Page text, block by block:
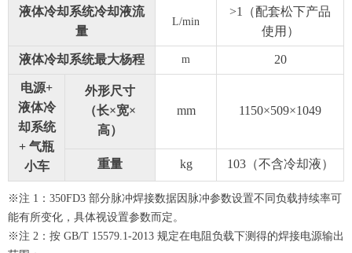
液体冷却系统冷却液流
量
L/min
>1（配套松下产品
使用）
液体冷却系统最大杨程 m 20
电源+
液体冷
却系统
+ 气瓶
小车
外形尺寸
（长×宽×
高）
mm 1150×509×1049
重量 kg 103（不含冷却液）
※注 1：350FD3 部分脉冲焊接数据因脉冲参数设置不同负载持续率可
能有所变化，具体视设置参数而定。
※注 2：按 GB/T 15579.1-2013 规定在电阻负载下测得的焊接电源输出